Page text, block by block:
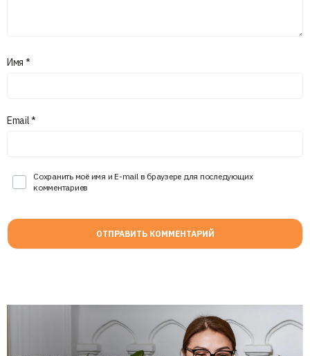
Имя *
Email*
Сохранить моё имя и E-mail в браузере для последующих
комментариев